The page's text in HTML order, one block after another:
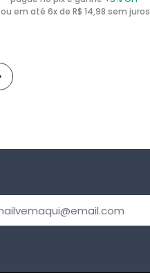
ou em até 6x de R$ 14,98 sem juros